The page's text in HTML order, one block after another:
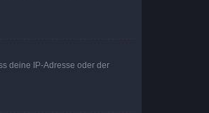
deine IP-Adresse oder der